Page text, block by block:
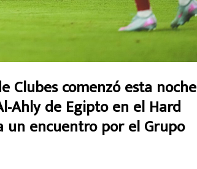
Clubes comenzó esta noche
Ahly de Egipto en el Hard
un encuentro por el Grupo